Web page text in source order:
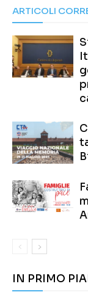
ARTICOLI
IN PRIMO